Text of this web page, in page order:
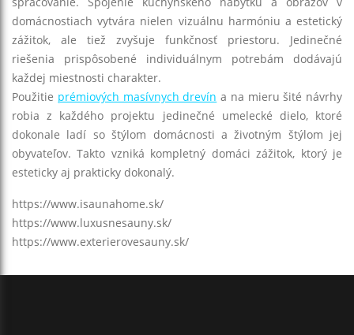
domácnostiach vytvára nielen vizuálnu harmóniu a estetický
zážitok, ale tiež zvyšuje funkčnosť priestoru. Jedinečné
riešenia prispôsobené individuálnym potrebám dodávajú
každej miestnosti charakter.
Použitie prémiových masívnych drevín a na mieru šité návrhy
robia z každého projektu jedinečné umelecké dielo, ktoré
dokonale ladí so štýlom domácnosti a životným štýlom jej
obyvateľov. Takto vzniká kompletný domáci zážitok, ktorý je
esteticky aj prakticky dokonalý.
https://www.isaunahome.sk/
https://www.luxusnesauny.sk/
https://www.exterierovesauny.sk/